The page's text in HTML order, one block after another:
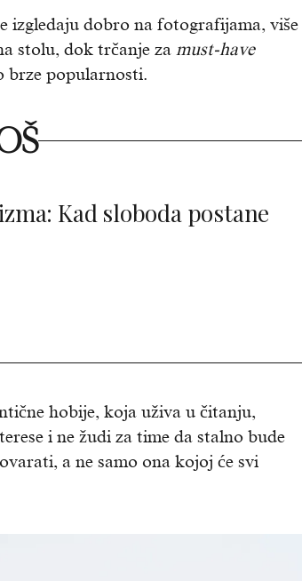
izgledaju dobro na fotografijama, više
stolu, dok trčanje za must-have
brze popularnosti.
Kad sloboda postane
hobije, koja uživa u čitanju,
i ne žudi za time da stalno bude
a ne samo ona kojoj će svi